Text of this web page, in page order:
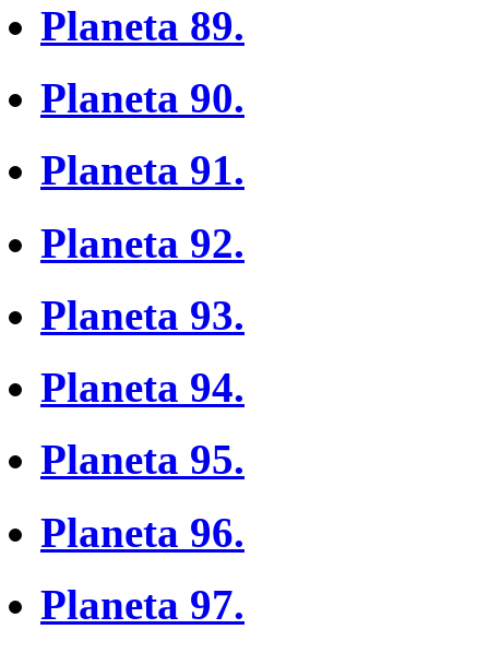
Planeta 89.
Planeta 90.
Planeta 91.
Planeta 92.
Planeta 93.
Planeta 94.
Planeta 95.
Planeta 96.
Planeta 97.